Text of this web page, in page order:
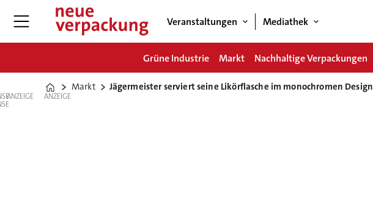
Veranstaltungen Mediathek
Grüne Industrie Markt Nachhaltige Verpackungen
Home
Markt Jägermeister serviert seine Likörflasche im monochromen Design
ANZEIGE ANZEIGE